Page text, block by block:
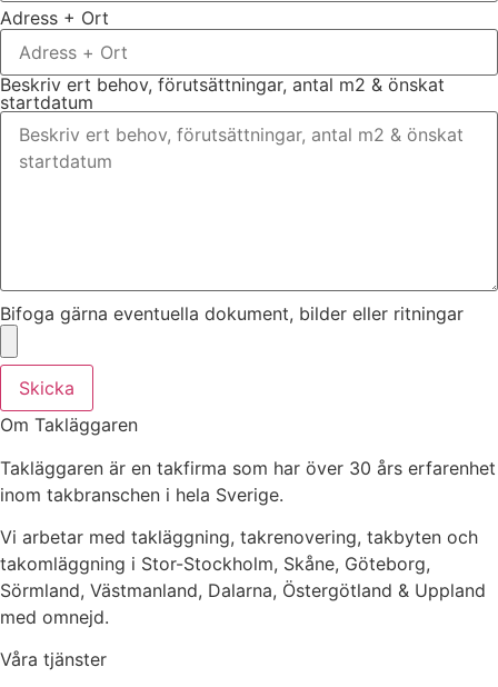
Adress + Ort
Beskriv ert behov, förutsättningar, antal m2 & önskat
startdatum
Bifoga gärna eventuella dokument, bilder eller ritningar
Skicka
Om Takläggaren
Takläggaren är en takfirma som har över 30 års erfarenhet
inom takbranschen i hela Sverige.
Vi arbetar med takläggning, takrenovering, takbyten och
takomläggning i Stor-Stockholm, Skåne, Göteborg,
Sörmland, Västmanland, Dalarna, Östergötland & Uppland
med omnejd.
Våra tjänster